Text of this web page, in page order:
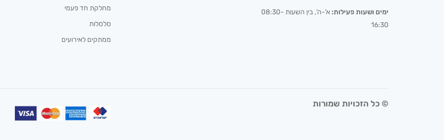
ימים ושעות פעילות:
א’-ה’, בין השעות 08:30-
16:30
מחלקת חד פעמי
סלסלות
ממתקים לאירועים
© כל הזכויות שמורות